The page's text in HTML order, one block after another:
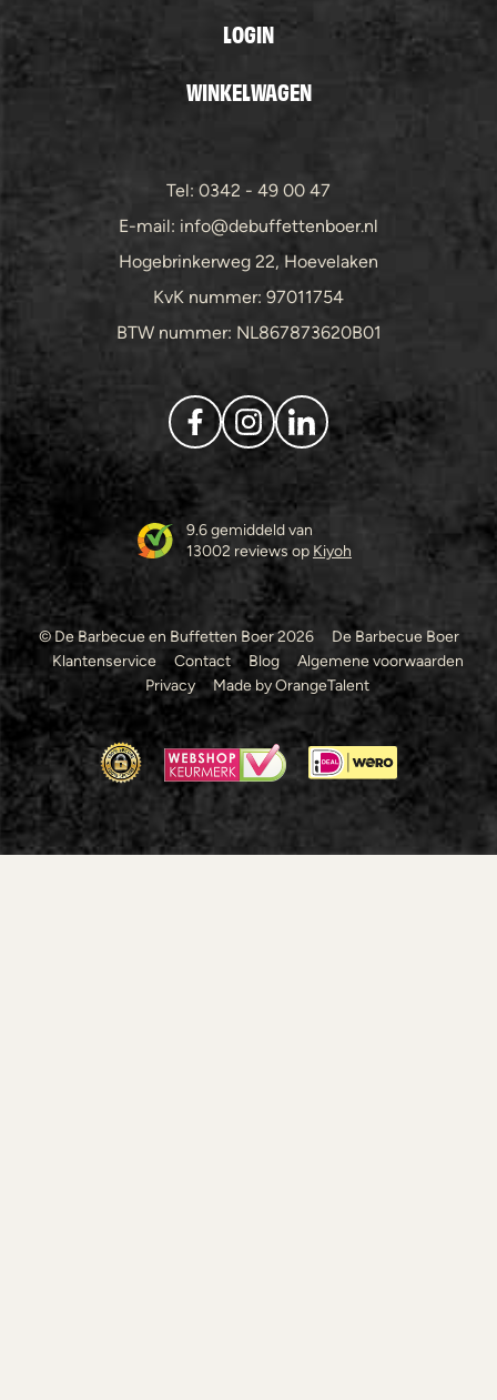
LOGIN
WINKELWAGEN
Tel: 0342 - 49 00 47
E-mail: info@debuffettenboer.nl
Hogebrinkerweg 22, Hoevelaken
KvK nummer: 97011754
BTW nummer: NL867873620B01
9.6 gemiddeld van
13002 reviews op Kiyoh
© De Barbecue en Buffetten Boer 2026
De Barbecue Boer
Klantenservice
Contact Blog
Algemene voorwaarden
Privacy
Made by OrangeTalent